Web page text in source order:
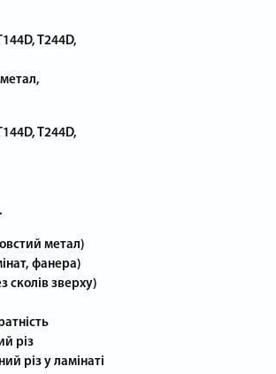
T244D,
T244D,
метал)
фанера)
сколів зверху)
різ
різ у ламінаті